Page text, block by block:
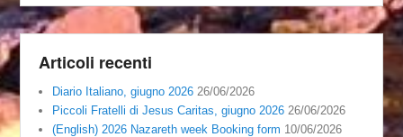
Articoli recenti
Diario Italiano, giugno 2026 26/06/2026
Piccoli Fratelli di Jesus Caritas, giugno 2026 26/06/2026
(English) 2026 Nazareth week Booking form 10/06/2026